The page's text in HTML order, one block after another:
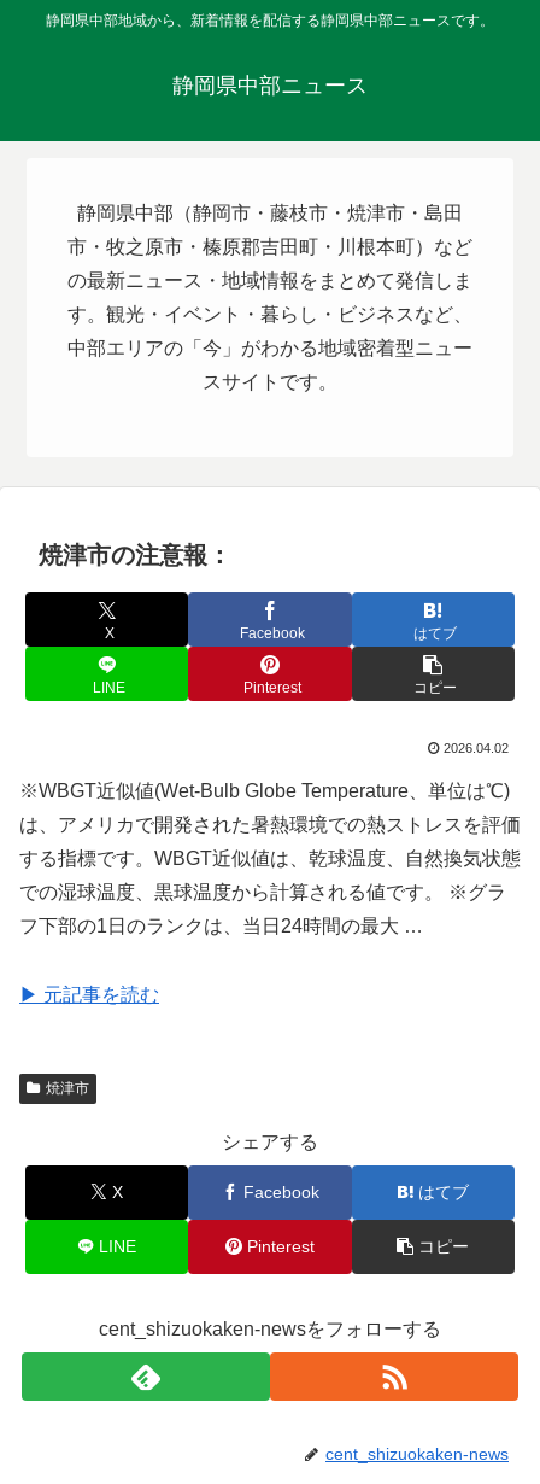
静岡県中部地域から、新着情報を配信する静岡県中部ニュースです。
静岡県中部ニュース
静岡県中部（静岡市・藤枝市・焼津市・島田
市・牧之原市・榛原郡吉田町・川根本町）など
の最新ニュース・地域情報をまとめて発信しま
す。観光・イベント・暮らし・ビジネスなど、
中部エリアの「今」がわかる地域密着型ニュー
スサイトです。
焼津市の注意報：
X Facebook はてブ
LINE Pinterest コピー
2026.04.02
※WBGT近似値(Wet-Bulb Globe Temperature、単位は℃)
は、アメリカで開発された暑熱環境での熱ストレスを評価
する指標です。WBGT近似値は、乾球温度、自然換気状態
での湿球温度、黒球温度から計算される値です。 ※グラ
フ下部の1日のランクは、当日24時間の最大 …
▶ 元記事を読む
焼津市
シェアする
X Facebook はてブ
LINE Pinterest コピー
cent_shizuokaken-newsをフォローする
cent_shizuokaken-news